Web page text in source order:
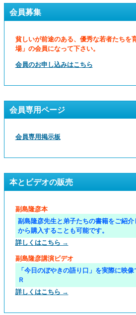
会員募集
貧しいが前途のある、優秀な若者たちを
場」の会員になって下さい。
会員のお申し込みはこちら
会員専用ページ
会員専用掲示板
本とビデオの販売
副島隆彦本
副島隆彦先生と弟子たちの書籍をご紹
から購入することも可能です。
詳しくはこちら →
副島隆彦講演ビデオ
「今日のぼやきの語り口」を実際に映
Ｒ
詳しくはこちら →